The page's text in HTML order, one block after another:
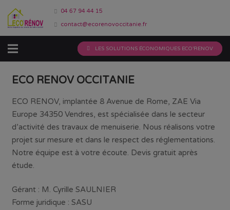
04 67 94 44 15
contact@ecorenovoccitanie.fr
LES SOLUTIONS ÉCONOMIQUES ECO’RENOV
ECO RENOV OCCITANIE
ECO RENOV, implantée 8 Avenue de Rome, ZAE Via
Europe 34350 Vendres, est spécialisée dans le secteur
d’activité des travaux de menuiserie. Nous réalisons votre
projet sur mesure et dans le respect des réglementations.
Notre équipe est à votre écoute. Devis gratuit après
étude.
Gérant : M. Cyrille SAULNIER
Forme juridique : SASU